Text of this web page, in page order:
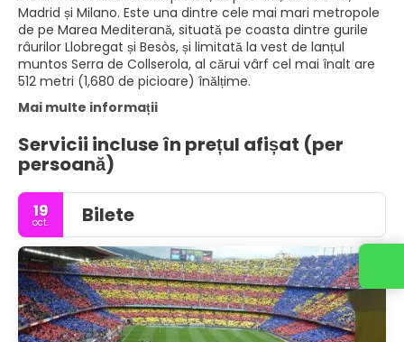
Madrid și Milano. Este una dintre cele mai mari metropole
de pe Marea Mediterană, situată pe coasta dintre gurile
râurilor Llobregat și Besòs, și limitată la vest de lanțul
muntos Serra de Collserola, al cărui vârf cel mai înalt are
512 metri (1,680 de picioare) înălțime.
Mai multe informații
Servicii incluse în prețul afișat (per
persoană)
19
oct. Bilete